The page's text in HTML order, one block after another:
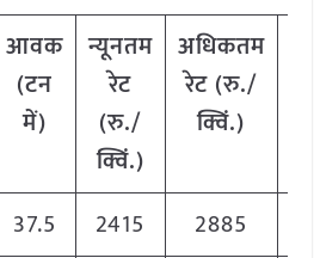
आवक
(टन
में)
न्यूनतम
रेट
(रु./
क्विं.)
अधिकतम
रेट (रु./
क्विं.)
37.5 2415 2885